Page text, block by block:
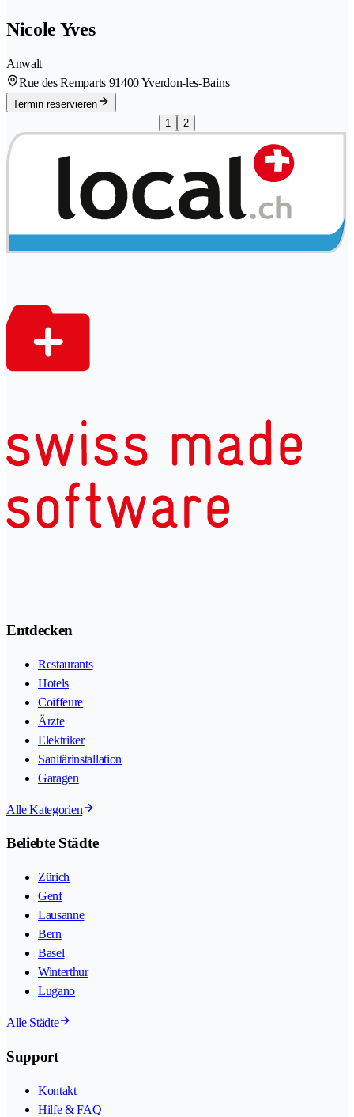
Nicole Yves
Anwalt
Rue des Remparts 91400 Yverdon-les-Bains
Termin reservieren
1
2
Entdecken
Restaurants
Hotels
Coiffeure
Ärzte
Elektriker
Sanitärinstallation
Garagen
Alle Kategorien
Beliebte Städte
Zürich
Genf
Lausanne
Bern
Basel
Winterthur
Lugano
Alle Städte
Support
Kontakt
Hilfe & FAQ